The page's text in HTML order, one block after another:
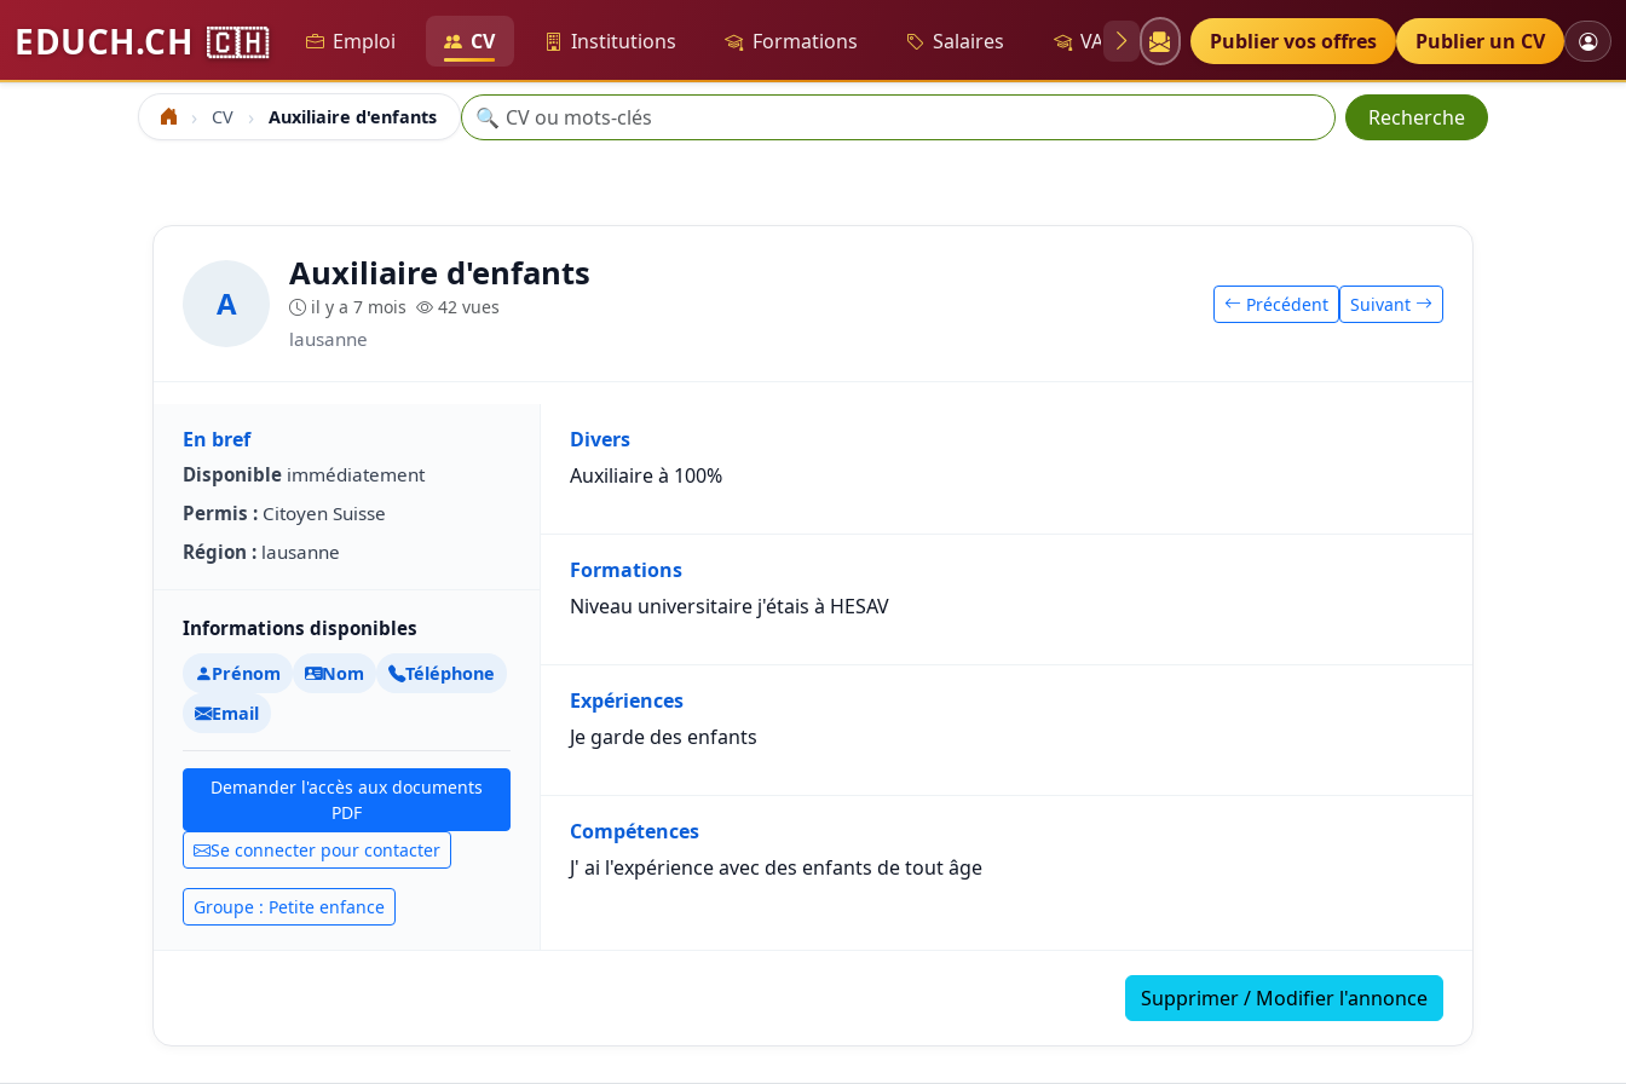
EDUCH.CH 🇨🇭 Emploi CV Institutions Formations Salaires VAE Diplômes Petites annonces
Publier vos offres Publier un CV
Accueil CV Auxiliaire d'enfants Recherche
🔍 Recherche
A
Auxiliaire d'enfants
il y a 7 mois 42 vues
lausanne
Précédent Suivant
En bref
Disponible immédiatement
Permis : Citoyen Suisse
Région : lausanne
Informations disponibles
Prénom Nom
Téléphone
Email
Demander l'accès aux documents
PDF
Se connecter pour contacter
Groupe : Petite enfance
Divers
Auxiliaire à 100%
Formations
Niveau universitaire j'étais à HESAV
Expériences
Je garde des enfants
Compétences
J' ai l'expérience avec des enfants de tout âge
Supprimer / Modifier l'annonce